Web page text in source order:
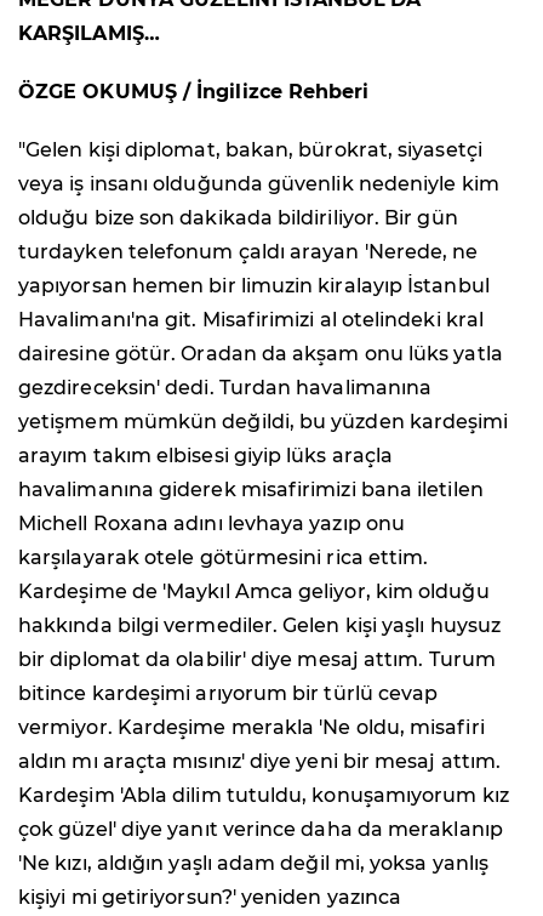
KARŞILAMIŞ…
ÖZGE OKUMUŞ / İngilizce Rehberi
"Gelen kişi diplomat, bakan, bürokrat, siyasetçi
veya iş insanı olduğunda güvenlik nedeniyle kim
olduğu bize son dakikada bildiriliyor. Bir gün
turdayken telefonum çaldı arayan 'Nerede, ne
yapıyorsan hemen bir limuzin kiralayıp İstanbul
Havalimanı'na git. Misafirimizi al otelindeki kral
dairesine götür. Oradan da akşam onu lüks yatla
gezdireceksin' dedi. Turdan havalimanına
yetişmem mümkün değildi, bu yüzden kardeşimi
arayım takım elbisesi giyip lüks araçla
havalimanına giderek misafirimizi bana iletilen
Michell Roxana adını levhaya yazıp onu
karşılayarak otele götürmesini rica ettim.
Kardeşime de 'Maykıl Amca geliyor, kim olduğu
hakkında bilgi vermediler. Gelen kişi yaşlı huysuz
bir diplomat da olabilir' diye mesaj attım. Turum
bitince kardeşimi arıyorum bir türlü cevap
vermiyor. Kardeşime merakla 'Ne oldu, misafiri
aldın mı araçta mısınız' diye yeni bir mesaj attım.
Kardeşim 'Abla dilim tutuldu, konuşamıyorum kız
çok güzel' diye yanıt verince daha da meraklanıp
'Ne kızı, aldığın yaşlı adam değil mi, yoksa yanlış
kişiyi mi getiriyorsun?' yeniden yazınca